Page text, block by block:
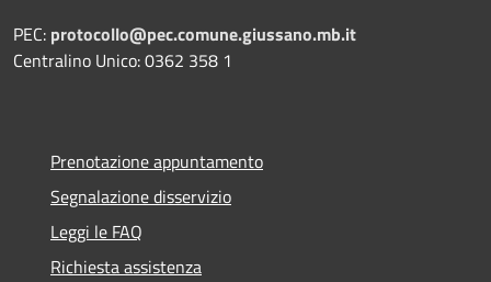
PEC: protocollo@pec.comune.giussano.mb.it
Centralino Unico: 0362 358 1
Prenotazione appuntamento
Segnalazione disservizio
Leggi le FAQ
Richiesta assistenza